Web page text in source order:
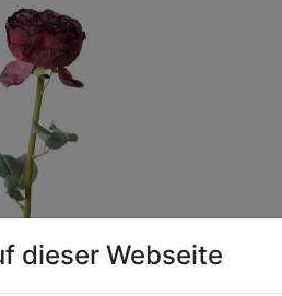
dieser Webseite